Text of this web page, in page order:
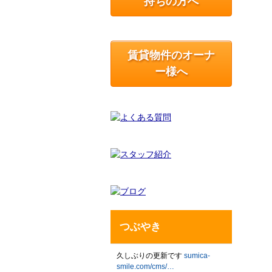
賃貸物件のオーナ
ー様へ
つぶやき